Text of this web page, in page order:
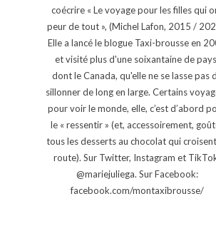
coécrire « Le voyage pour les filles qui
peur de tout », (Michel Lafon, 2015 /
Elle a lancé le blogue Taxi-brousse en
et visité plus d'une soixantaine de
dont le Canada, qu'elle ne se lasse pas
sillonner de long en large. Certains
pour voir le monde, elle, c’est d’abord
le « ressentir » (et, accessoirement,
tous les desserts au chocolat qui
route). Sur Twitter, Instagram et
@mariejuliega. Sur Facebook:
facebook.com/montaxibrousse/